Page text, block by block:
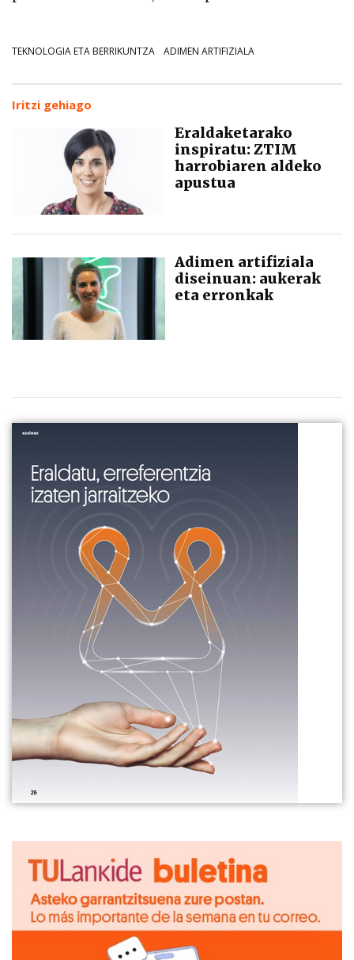
TEKNOLOGIA ETA BERRIKUNTZA ADIMEN ARTIFIZIALA
Iritzi gehiago
Eraldaketarako
inspiratu: ZTIM
harrobiaren aldeko
apustua
Adimen artifiziala
diseinuan: aukerak
eta erronkak